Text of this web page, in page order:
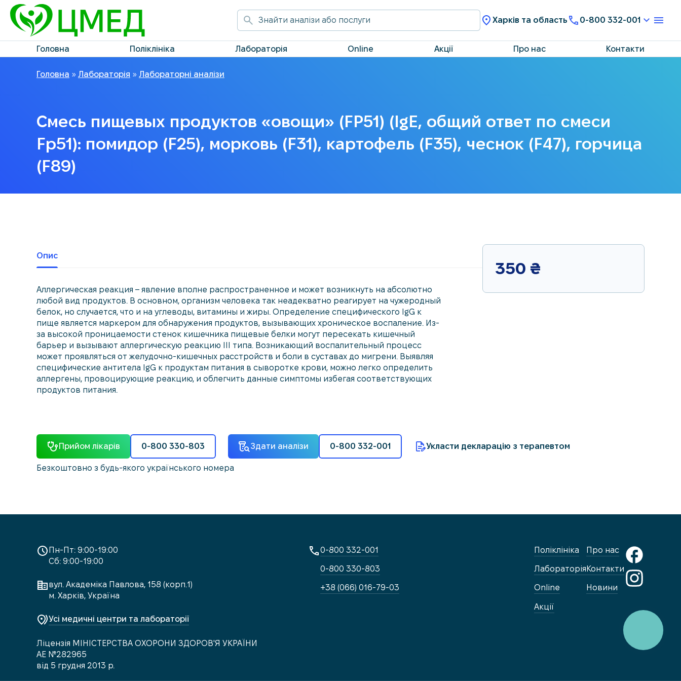
Харків та область 0-800 332-001
Головна Поліклініка Лабораторія Online Акції Про нас Контакти
Головна » Лабораторія » Лабораторні аналізи
Смесь пищевых продуктов «овощи» (FP51) (IgE, общий ответ по смеси
Fp51): помидор (F25), морковь (F31), картофель (F35), чеснок (F47), горчица
(F89)
Опис
Аллергическая реакция – явление вполне распространенное и может возникнуть на абсолютно
любой вид продуктов. В основном, организм человека так неадекватно реагирует на чужеродный
белок, но случается, что и на углеводы, витамины и жиры. Определение специфического IgG к
пище является маркером для обнаружения продуктов, вызывающих хроническое воспаление. Из-
за высокой проницаемости стенок кишечника пищевые белки могут пересекать кишечный
барьер и вызывают аллергическую реакцию ІІІ типа. Возникающий воспалительный процесс
может проявляться от желудочно-кишечных расстройств и боли в суставах до мигрени. Выявляя
специфические антитела IgG к продуктам питания в сыворотке крови, можно легко определить
аллергены, провоцирующие реакцию, и облегчить данные симптомы избегая соответствующих
продуктов питания.
350 ₴
Прийом лікарів 0-800 330-803 Здати аналізи 0-800 332-001
Безкоштовно з будь-якого українського номера
Укласти декларацію з терапевтом
Пн-Пт: 9:00-19:00
Сб: 9:00-19:00
вул. Академіка Павлова, 158 (корп.1)
м. Харків, Україна
Усі медичні центри та лабораторії
Ліцензія МІНІСТЕРСТВА ОХОРОНИ ЗДОРОВ'Я УКРАЇНИ
АЕ №282965
від 5 грудня 2013 р.
0-800 332-001
0-800 330-803
+38 (066) 016-79-03
Поліклініка
Лабораторія
Online
Акції
Про нас
Контакти
Новини